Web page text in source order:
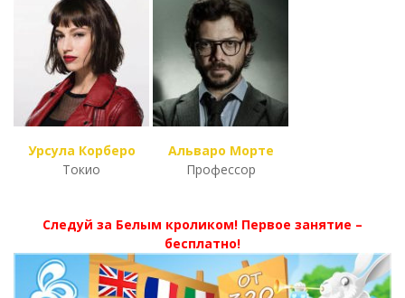
Урсула Корберо
Токио
Альваро Морте
Профессор
Следуй за Белым кроликом! Первое занятие –
бесплатно!